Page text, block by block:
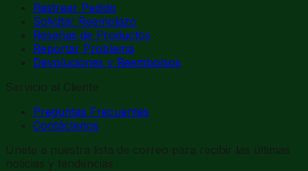
Rastrear Pedido
Solicitar Reemplazo
Reseñas de Productos
Reportar Problema
Devoluciones y Reembolsos
Servicio al Cliente
Preguntas Frecuentes
Contáctenos
Únete a nuestra lista de correo para recibir las últimas
noticias y tendencias